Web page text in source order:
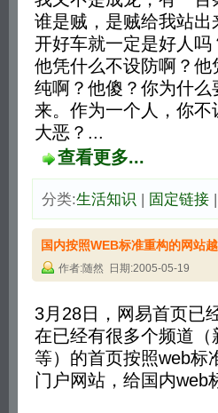
谁是贼，是贼给我站
开好车就一定是好人吗
他凭什么不设防啊？
纯啊？他傻？你为什
来。作为一个人，你
大恶？...
查看更多...
分类:生活知识 | 固定链接|
国内按照WEB标准重构的网站
作者:随然 日期:2005-05-19
3月28日，网易首页已
在已经有很多个频道
等）的首页按照web标
门户网站，给国内web